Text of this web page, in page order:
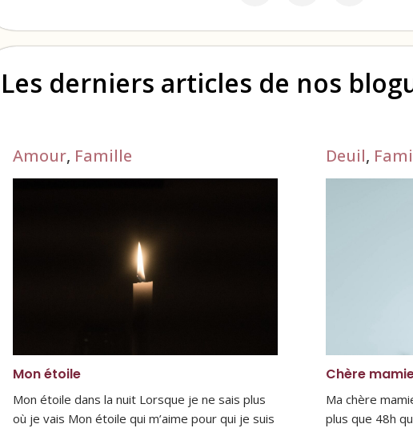
Les derniers articles de nos
Amour, Famille
Mon étoile
Mon étoile dans la nuit Lorsque je ne sais plus
où je vais Mon étoile qui m’aime pour qui je suis
Deuil,
Chère
Ma chère
plus que 48h